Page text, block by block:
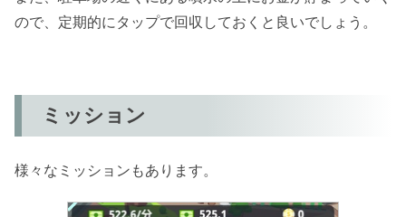
ので、定期的にタップで回収しておくと良いでしょう。
ミッション
様々なミッションもあります。